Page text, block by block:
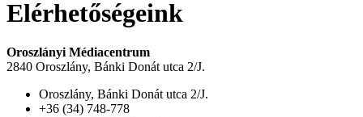
Elérhetőségeink
Oroszlányi Médiacentrum
2840 Oroszlány, Bánki Donát utca 2/J.
Oroszlány, Bánki Donát utca 2/J.
+36 (34) 748-778